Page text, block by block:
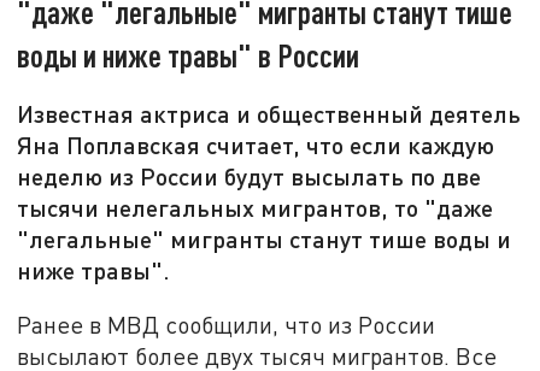
"даже "легальные" мигранты станут тише
воды и ниже травы" в России
Известная актриса и общественный деятель
Яна Поплавская считает, что если каждую
неделю из России будут высылать по две
тысячи нелегальных мигрантов, то "даже
"легальные" мигранты станут тише воды и
ниже травы".
Ранее в МВД сообщили, что из России
высылают более двух тысяч мигрантов. Все